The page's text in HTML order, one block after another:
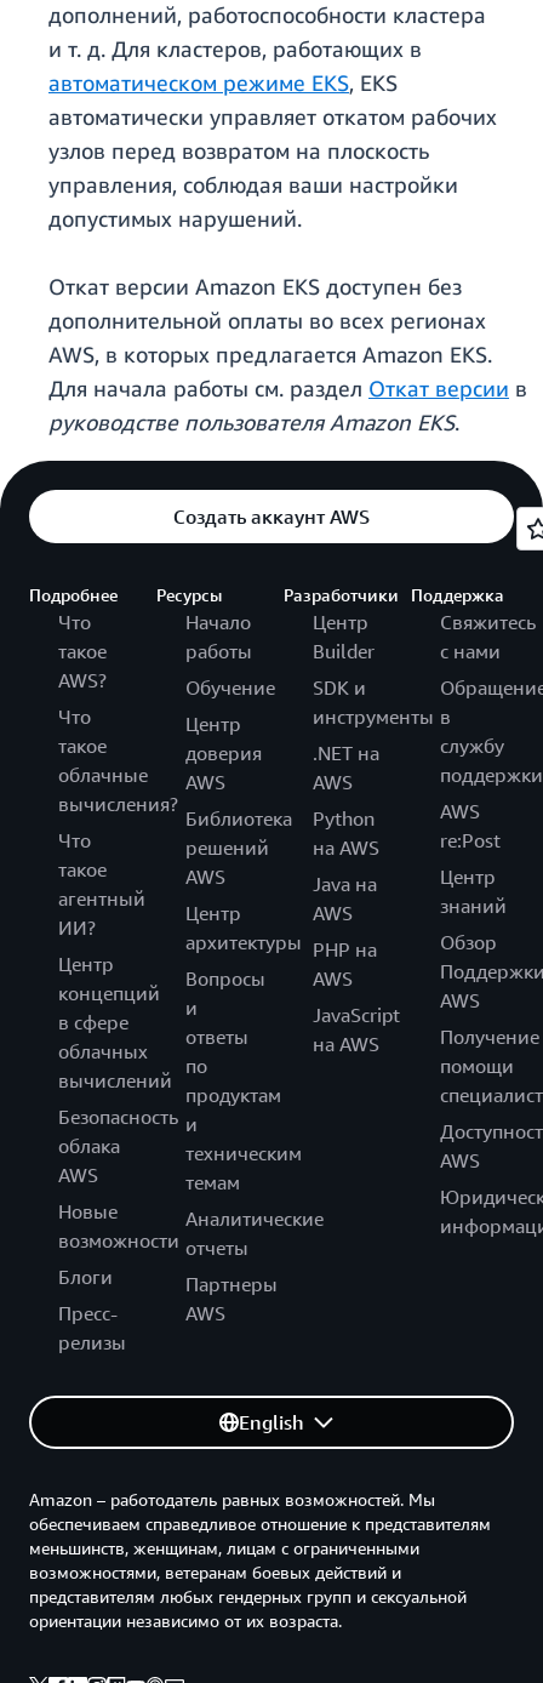
дополнений, работоспособности кластера
и т. д. Для кластеров, работающих в
автоматическом режиме EKS, EKS
автоматически управляет откатом рабочих
узлов перед возвратом на плоскость
управления, соблюдая ваши настройки
допустимых нарушений.
Откат версии Amazon EKS доступен без
дополнительной оплаты во всех регионах
AWS, в которых предлагается Amazon EKS.
Для начала работы см. раздел Откат версии в
руководстве пользователя Amazon EKS.
Создать аккаунт AWS
Подробнее
Что
такое
AWS?
Что
такое
облачные
вычисления?
Что
такое
агентный
ИИ?
Центр
концепций
в сфере
облачных
вычислений
Безопасность
облака
AWS
Новые
возможности
Блоги
Пресс-
релизы
Ресурсы
Начало
работы
Обучение
Центр
доверия
AWS
Библиотека
решений
AWS
Центр
архитектуры
Вопросы
и
ответы
по
продуктам
и
техническим
темам
Аналитические
отчеты
Партнеры
AWS
Разработчики
Центр
Builder
SDK и
инструменты
.NET на
AWS
Python
на AWS
Java на
AWS
PHP на
AWS
JavaScript
на AWS
Поддержка
Свяжитесь
с нами
в
службу
поддержки
AWS
re:Post
Центр
знаний
Обзор
AWS
Получение
помощи
AWS
English
Amazon – работодатель равных возможностей. Мы
обеспечиваем справедливое отношение к представителям
меньшинств, женщинам, лицам с ограниченными
возможностями, ветеранам боевых действий и
представителям любых гендерных групп и сексуальной
ориентации независимо от их возраста.